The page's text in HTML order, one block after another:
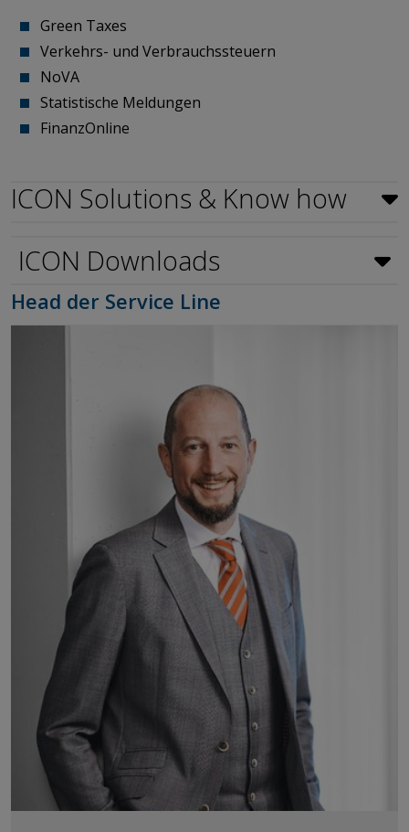
Green Taxes
Verkehrs- und Verbrauchssteuern
NoVA
Statistische Meldungen
​​​​​​​FinanzOnline
ICON Solutions & Know how
ICON Downloads
Head der Service Line